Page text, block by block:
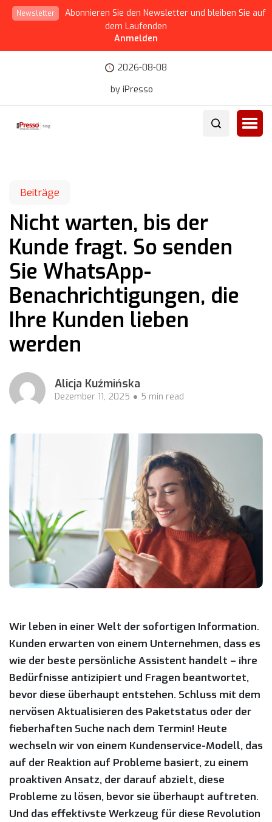
Newsletter
Abonnieren Sie den Newsletter und bleiben Sie auf
dem Laufenden
Anmelden
2026-08-08
by iPresso
Beiträge
Nicht warten, bis der
Kunde fragt. So senden
Sie WhatsApp-
Benachrichtigungen, die
Ihre Kunden lieben
werden
Alicja Kuźmińska
Dezember 11, 2025 5 min read
Wir leben in einer Welt der sofortigen Information.
Kunden erwarten von einem Unternehmen, dass es
wie der beste persönliche Assistent handelt – ihre
Bedürfnisse antizipiert und Fragen beantwortet,
bevor diese überhaupt entstehen. Schluss mit dem
nervösen Aktualisieren des Paketstatus oder der
fieberhaften Suche nach dem Termin! Heute
wechseln wir von einem Kundenservice-Modell, das
auf der Reaktion auf Probleme basiert, zu einem
proaktiven Ansatz, der darauf abzielt, diese
Probleme zu lösen, bevor sie überhaupt auftreten.
Und das effektivste Werkzeug für diese Revolution